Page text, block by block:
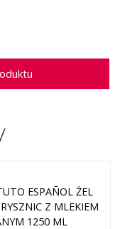
ESPAÑOL ŻEL
Z MLEKIEM
1250 ML